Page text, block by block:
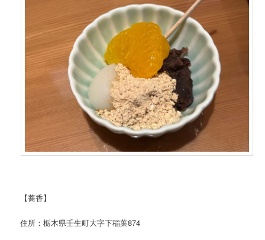
【蕎香】
住所：栃木県壬生町大字下稲葉874